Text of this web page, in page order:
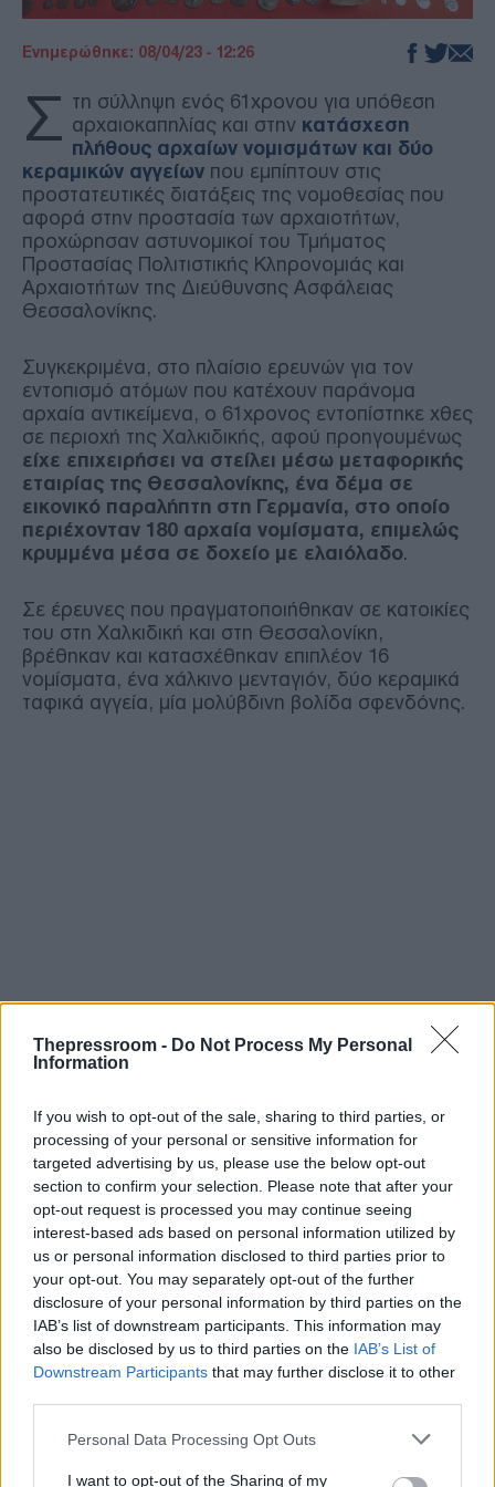
Thepressroom - Do Not Process My Personal
Information
If you wish to opt-out of the sale, sharing to third parties, or
processing of your personal or sensitive information for
targeted advertising by us, please use the below opt-out
section to confirm your selection. Please note that after your
opt-out request is processed you may continue seeing
interest-based ads based on personal information utilized by
us or personal information disclosed to third parties prior to
your opt-out. You may separately opt-out of the further
disclosure of your personal information by third parties on the
IAB’s list of downstream participants. This information may
also be disclosed by us to third parties on the IAB’s List of
Downstream Participants that may further disclose it to other
Please note that this website/app uses one or more Google
not limited to your visit or usage behaviour. You may click to
Personal Data Processing Opt Outs
I want to opt-out of the Sharing of my
Ενημερώθηκε: 08/04/23 - 12:26
Σ τη σύλληψη ενός 61χρονου για υπόθεση
αρχαιοκαπηλίας και στην κατάσχεση
πλήθους αρχαίων νομισμάτων και δύο
κεραμικών αγγείων που εμπίπτουν στις
προστατευτικές διατάξεις της νομοθεσίας που
αφορά στην προστασία των αρχαιοτήτων,
προχώρησαν αστυνομικοί του Τμήματος
Προστασίας Πολιτιστικής Κληρονομιάς και
Αρχαιοτήτων της Διεύθυνσης Ασφάλειας
Θεσσαλονίκης.
Συγκεκριμένα, στο πλαίσιο ερευνών για τον
εντοπισμό ατόμων που κατέχουν παράνομα
αρχαία αντικείμενα, ο 61χρονος εντοπίστηκε χθες
σε περιοχή της Χαλκιδικής, αφού προηγουμένως
είχε επιχειρήσει να στείλει μέσω μεταφορικής
εταιρίας της Θεσσαλονίκης, ένα δέμα σε
εικονικό παραλήπτη στη Γερμανία, στο οποίο
περιέχονταν 180 αρχαία νομίσματα, επιμελώς
κρυμμένα μέσα σε δοχείο με ελαιόλαδο.
Σε έρευνες που πραγματοποιήθηκαν σε κατοικίες
του στη Χαλκιδική και στη Θεσσαλονίκη,
βρέθηκαν και κατασχέθηκαν επιπλέον 16
νομίσματα, ένα χάλκινο μενταγιόν, δύο κεραμικά
ταφικά αγγεία, μία μολύβδινη βολίδα σφενδόνης.
Ο συλληφθείς θα οδηγηθεί στον αρμόδιο